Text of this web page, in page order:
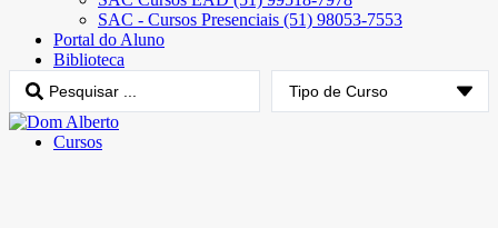
SAC - Cursos Presenciais (51) 98053-7553
Portal do Aluno
Biblioteca
Cursos